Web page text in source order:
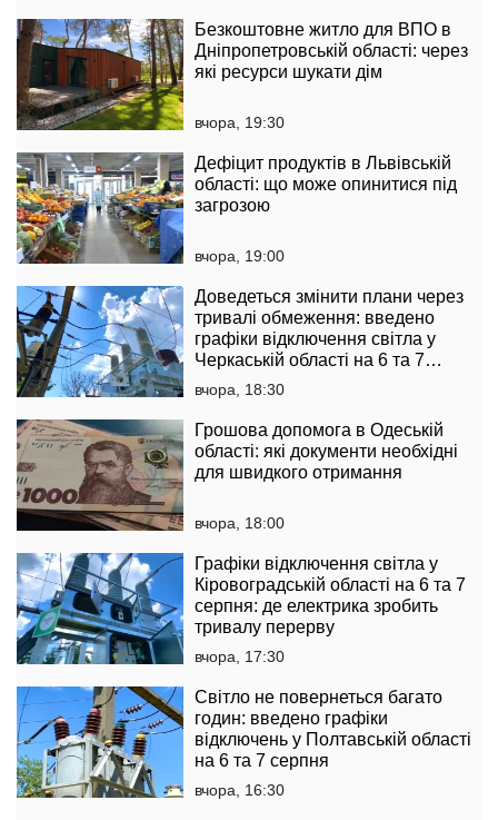
Безкоштовне житло для ВПО в
Дніпропетровській області: через
які ресурси шукати дім
вчора, 19:30
Дефіцит продуктів в Львівській
області: що може опинитися під
загрозою
вчора, 19:00
Доведеться змінити плани через
тривалі обмеження: введено
графіки відключення світла у
Черкаській області на 6 та 7
серпня
вчора, 18:30
Грошова допомога в Одеській
області: які документи необхідні
для швидкого отримання
вчора, 18:00
Графіки відключення світла у
Кіровоградській області на 6 та 7
серпня: де електрика зробить
тривалу перерву
вчора, 17:30
Світло не повернеться багато
годин: введено графіки
відключень у Полтавській області
на 6 та 7 серпня
вчора, 16:30